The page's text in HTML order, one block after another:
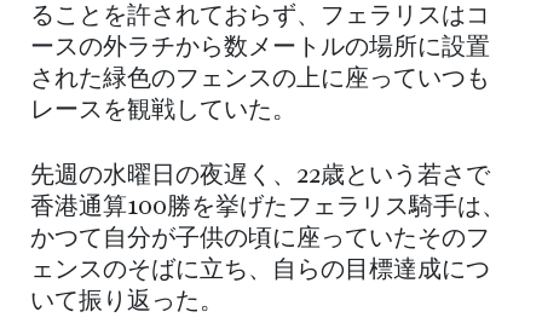
ることを許されておらず、フェラリスはコ
ースの外ラチから数メートルの場所に設置
された緑色のフェンスの上に座っていつも
レースを観戦していた。
先週の水曜日の夜遅く、22歳という若さで
香港通算100勝を挙げたフェラリス騎手は、
かつて自分が子供の頃に座っていたそのフ
ェンスのそばに立ち、自らの目標達成につ
いて振り返った。